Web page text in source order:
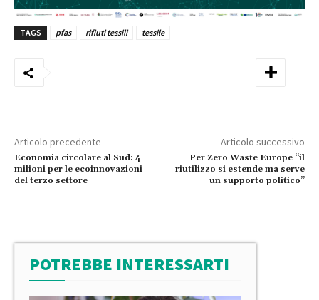
TAGS pfas rifiuti tessili tessile
Articolo precedente
Economia circolare al Sud: 4
milioni per le ecoinnovazioni
del terzo settore
Articolo successivo
Per Zero Waste Europe “il
riutilizzo si estende ma serve
un supporto politico”
POTREBBE INTERESSARTI